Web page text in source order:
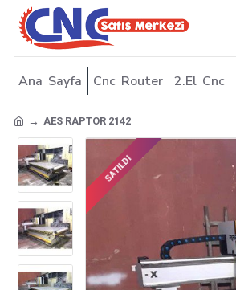
Ana Sayfa Cnc Router 2.El Cnc
AES RAPTOR 2142
SATILDI